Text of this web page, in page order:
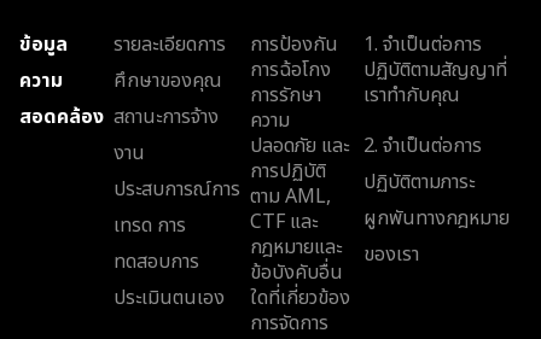
ข้อมูล
ความ
สอดคล้อง
รายละเอียดการ
ศึกษาของคุณ
สถานะการจ้าง
งาน
ประสบการณ์การ
เทรด การ
ทดสอบการ
ประเมินตนเอง
การป้องกัน
การฉ้อโกง
การรักษา
ความ
ปลอดภัย และ
การปฏิบัติ
ตาม AML,
CTF และ
กฎหมายและ
ข้อบังคับอื่น
ใดที่เกี่ยวข้อง
การจัดการ
1. จำเป็นต่อการ
ปฏิบัติตามสัญญาที่
เราทำกับคุณ
2. จำเป็นต่อการ
ปฏิบัติตามภาระ
ผูกพันทางกฎหมาย
ของเรา